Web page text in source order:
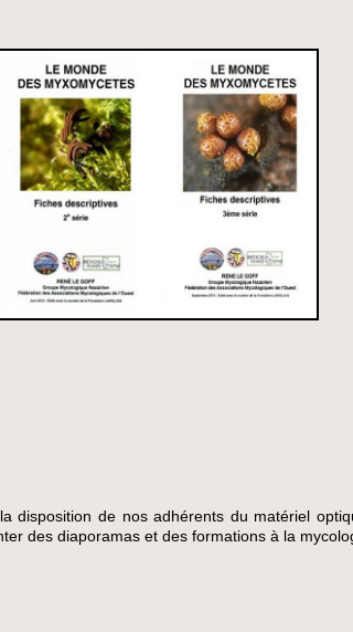
disposition de nos adhérents du matériel
des diaporamas et des formations à la